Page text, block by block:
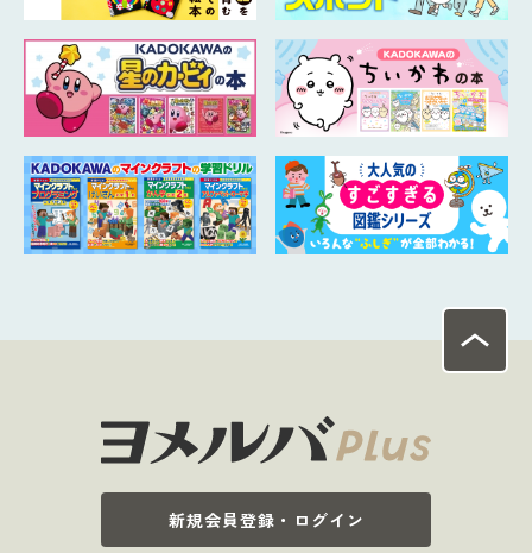
新規会員登録・ログイン